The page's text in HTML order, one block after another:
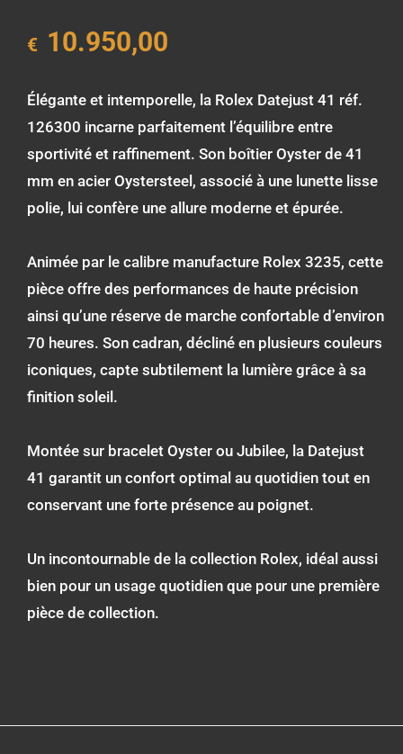
€ 10.950,00
Élégante et intemporelle, la Rolex Datejust 41 réf.
126300 incarne parfaitement l’équilibre entre
sportivité et raffinement. Son boîtier Oyster de 41
mm en acier Oystersteel, associé à une lunette lisse
polie, lui confère une allure moderne et épurée.
Animée par le calibre manufacture Rolex 3235, cette
pièce offre des performances de haute précision
ainsi qu’une réserve de marche confortable d’environ
70 heures. Son cadran, décliné en plusieurs couleurs
iconiques, capte subtilement la lumière grâce à sa
finition soleil.
Montée sur bracelet Oyster ou Jubilee, la Datejust
41 garantit un confort optimal au quotidien tout en
conservant une forte présence au poignet.
Un incontournable de la collection Rolex, idéal aussi
bien pour un usage quotidien que pour une première
pièce de collection.